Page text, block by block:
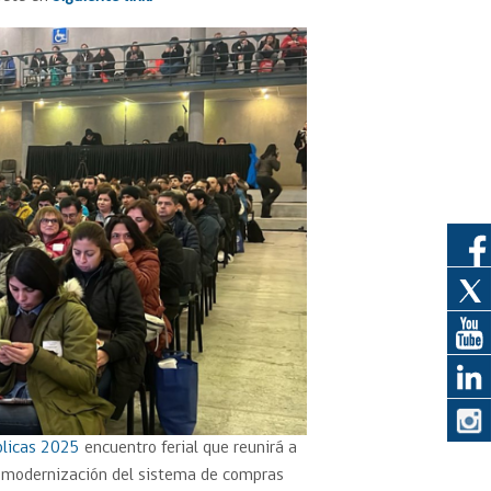
el
2025 encuentro ferial que reunirá a
del sistema de compras